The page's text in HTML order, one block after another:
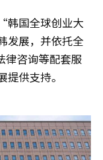
韩国全球创业大
发展，并依托全
律咨询等配套服
供支持。